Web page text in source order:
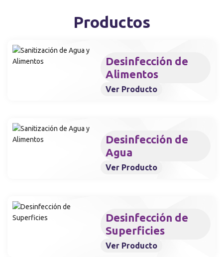
Productos
Desinfección de
Alimentos
Ver Producto
Desinfección de
Agua
Ver Producto
Desinfección de
Superficies
Ver Producto